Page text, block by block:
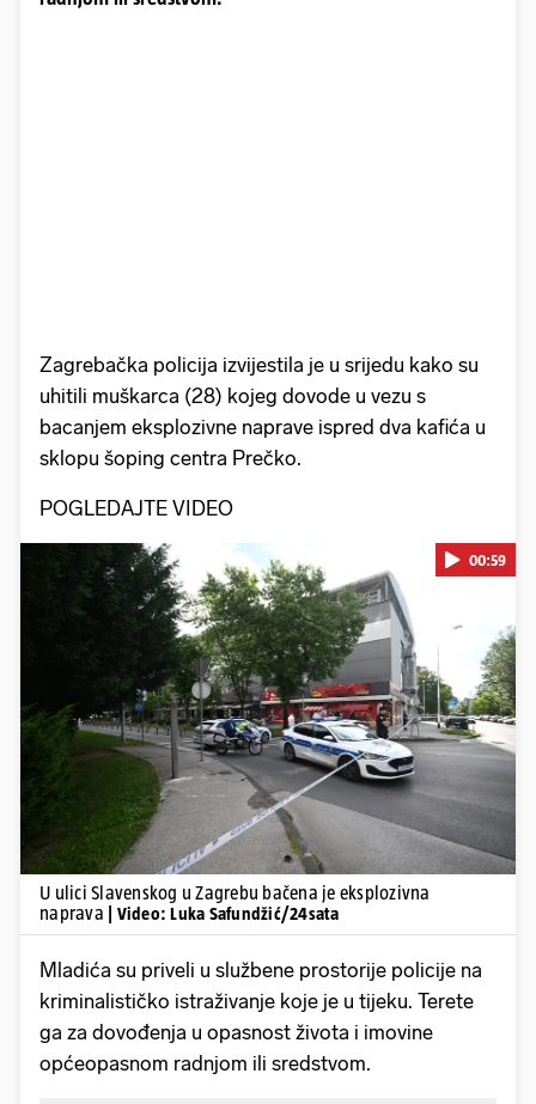
Zagrebačka policija izvijestila je u srijedu kako su
uhitili muškarca (28) kojeg dovode u vezu s
bacanjem eksplozivne naprave ispred dva kafića u
sklopu šoping centra Prečko.
POGLEDAJTE VIDEO
Pokretanje videa...
00:59
U ulici Slavenskog u Zagrebu bačena je eksplozivna
naprava
| Video: Luka Safundžić/24sata
Mladića su priveli u službene prostorije policije na
kriminalističko istraživanje koje je u tijeku. Terete
ga za dovođenja u opasnost života i imovine
općeopasnom radnjom ili sredstvom.